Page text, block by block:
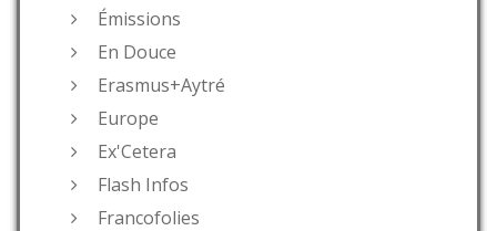
Émissions
En Douce
Erasmus+Aytré
Europe
Ex'Cetera
Flash Infos
Francofolies